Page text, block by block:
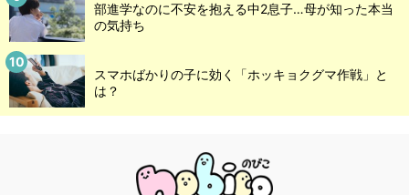
部進学なのに不安を抱える中2息子…母が知った本当
の気持ち
スマホばかりの子に効く「ホッキョクグマ作戦」と
は？